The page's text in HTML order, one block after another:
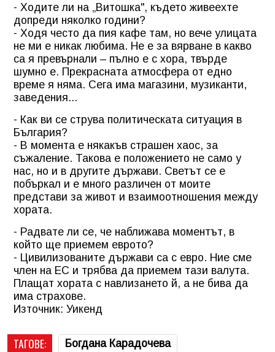
- Ходите ли на „Витошка", където живеехте
допреди няколко години?
- Ходя често да пия кафе там, но вече улицата
не ми е никак любима. Не е за вярване в какво
са я превърнали – пълно е с хора, твърде
шумно е. Прекрасната атмосфера от едно
време я няма. Сега има магазини, музиканти,
заведения...
- Как ви се струва политическата ситуация в
България?
- В момента е някакъв страшен хаос, за
съжаление. Такова е положението не само у
нас, но и в другите държави. Светът се е
побъркал и е много различен от моите
представи за живот и взаимоотношения между
хората.
- Радвате ли се, че наближава моментът, в
който ще приемем еврото?
- Цивилизованите държави са с евро. Ние сме
член на ЕС и трябва да приемем тази валута.
Плащат хората с навлизането й, а не бива да
има страхове.
Източник: Уикенд
ТАГОВЕ:
Богдана Карадочева